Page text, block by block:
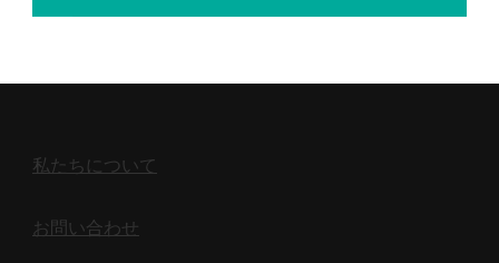
私たちについて
お問い合わせ